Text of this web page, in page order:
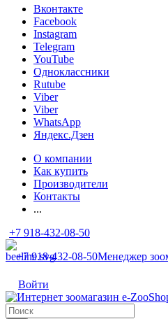
Вконтакте
Facebook
Instagram
Telegram
YouTube
Одноклассники
Rutube
Viber
Viber
WhatsApp
Яндекс.Дзен
О компании
Как купить
Производители
Контакты
...
+7 918-432-08-50
+7 918-432-08-50Менеджер
Войти